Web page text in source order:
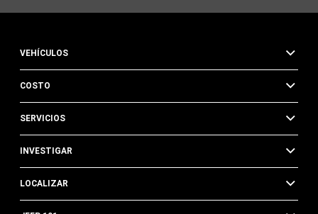
VEHÍCULOS
COSTO
SERVICIOS
INVESTIGAR
LOCALIZAR